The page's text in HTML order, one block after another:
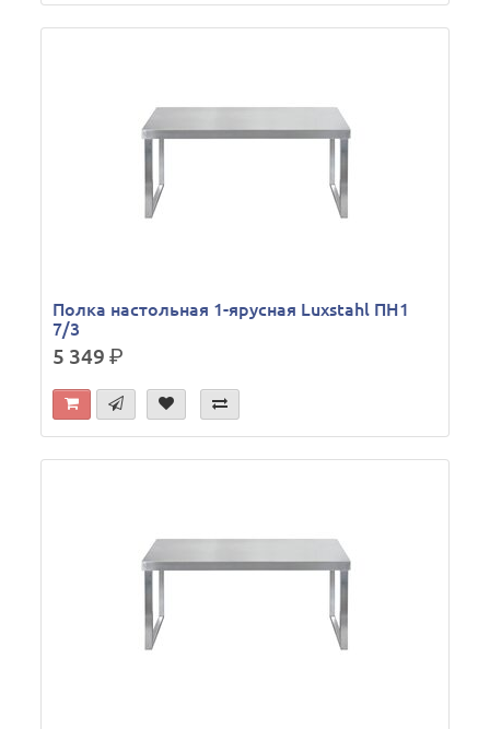
Полка настольная 1-ярусная Luxstahl ПН1
7/3
5 349р.